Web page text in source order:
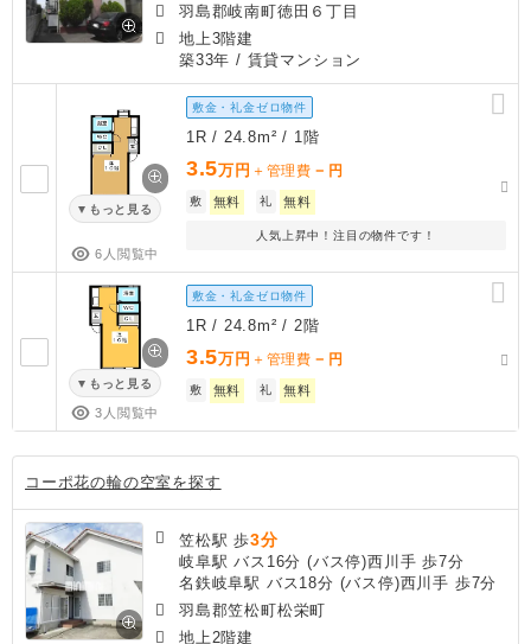
羽島郡岐南町徳田６丁目
地上3階建
築33年 / 賃貸マンション
もっと見る
6人閲覧中
敷金・礼金ゼロ物件
1R / 24.8m² / 1階
3.5万円 ＋管理費 － 円
敷 無料 礼 無料
人気上昇中！注目の物件です！
もっと見る
3人閲覧中
敷金・礼金ゼロ物件
1R / 24.8m² / 2階
3.5万円 ＋管理費 － 円
敷 無料 礼 無料
コーポ花の輪の空室を探す
笠松駅 歩3分
岐阜駅 バス16分 (バス停)西川手 歩7分
名鉄岐阜駅 バス18分 (バス停)西川手 歩7分
羽島郡笠松町松栄町
地上2階建